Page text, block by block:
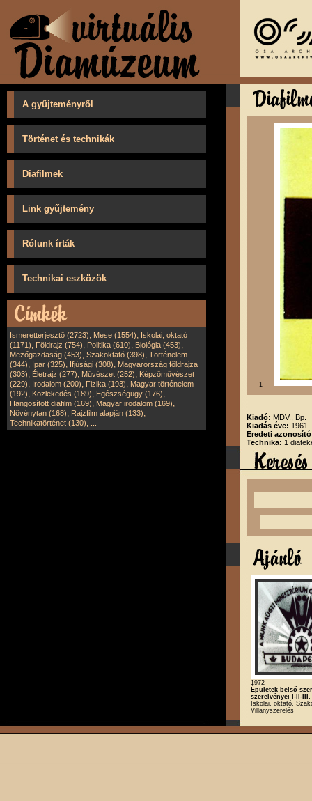
A gyűjteményről
Történet és technikák
Diafilmek
Link gyűjtemény
Rólunk írták
Technikai eszközök
Ismeretterjesztő (2723), Mese (1554), Iskolai, oktató
(1171), Földrajz (754), Politika (610), Biológia (453),
Mezőgazdaság (453), Szakoktató (398), Történelem
(344), Ipar (325), Ifjúsági (308), Magyarország földrajza
(303), Életrajz (277), Művészet (252), Képzőművészet
(229), Irodalom (200), Fizika (193), Magyar történelem
(192), Közlekedés (189), Egészségügy (176),
Hangosított diafilm (169), Magyar irodalom (169),
Növénytan (168), Rajzfilm alapján (133),
Technikatörténet (130),
1
Kiadó: MDV., Bp.
Kiadás éve: 1961
Eredeti
Technika: 1
1972
Épületek belső
szerelvényei I-II-III.
Iskolai, oktató,
Villanyszerelés